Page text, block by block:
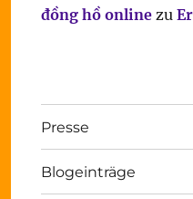
đồng hồ onlinezu
Presse
Blogeinträge